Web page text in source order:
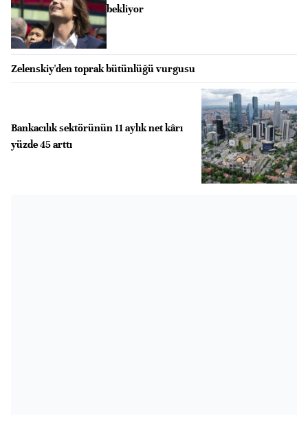
bekliyor
Zelenskiy'den toprak bütünlüğü vurgusu
Bankacılık sektörünün 11 aylık net kârı
yüzde 45 arttı